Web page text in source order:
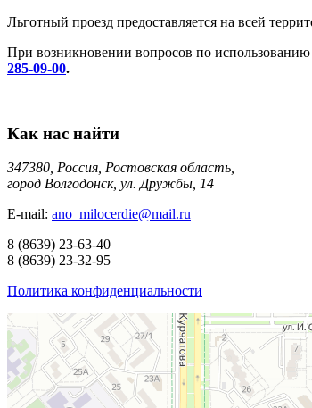
Льготный проезд предоставляется на всей
При возникновении вопросов по
285-09-00.
Как нас найти
347380, Россия, Ростовская область,
город Волгодонск, ул. Дружбы, 14
E-mail: ano_milocerdie@mail.ru
8 (8639) 23-63-40
8 (8639) 23-32-95
Политика конфиденциальности